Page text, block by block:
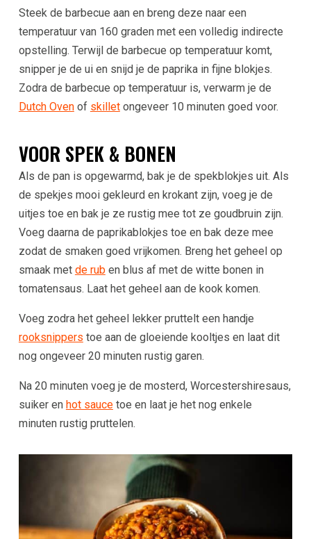
Steek de barbecue aan en breng deze naar een
temperatuur van 160 graden met een volledig indirecte
opstelling. Terwijl de barbecue op temperatuur komt,
snipper je de ui en snijd je de paprika in fijne blokjes.
Zodra de barbecue op temperatuur is, verwarm je de
Dutch Ovenof skilletongeveer 10 minuten goed voor.
VOOR SPEK & BONEN
Als de pan is opgewarmd, bak je de spekblokjes uit. Als
de spekjes mooi gekleurd en krokant zijn, voeg je de
uitjes toe en bak je ze rustig mee tot ze goudbruin zijn.
Voeg daarna de paprikablokjes toe en bak deze mee
zodat de smaken goed vrijkomen. Breng het geheel op
smaak met de ruben blus af met de witte bonen in
tomatensaus. Laat het geheel aan de kook komen.
Voeg zodra het geheel lekker pruttelt een handje
rooksnippers toe aan de gloeiende kooltjes en laat dit
nog ongeveer 20 minuten rustig garen.
Na 20 minuten voeg je de mosterd, Worcestershiresaus,
suiker en hot saucetoe en laat je het nog enkele
minuten rustig pruttelen.